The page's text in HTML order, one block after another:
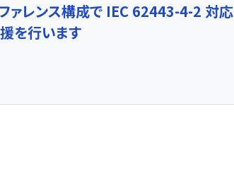
ァレンス構成で IEC 62443-4-2 対応
を行います